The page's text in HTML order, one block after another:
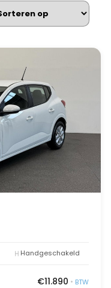
Handgeschakeld
€11.890 • BTW